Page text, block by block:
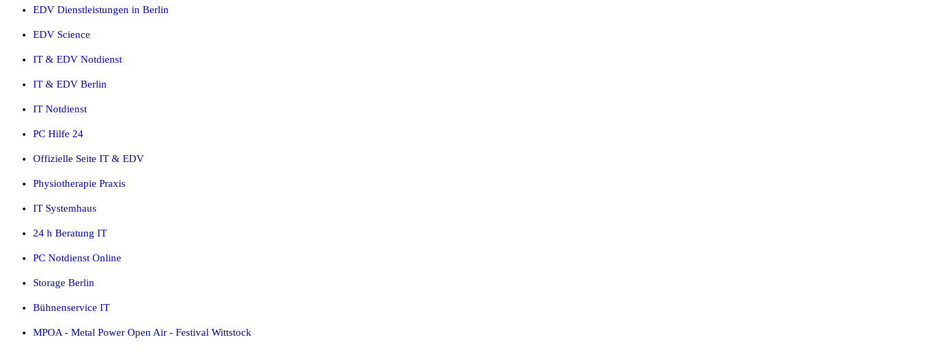
EDV Dienstleistungen in Berlin
EDV Science
IT & EDV Notdienst
IT & EDV Berlin
IT Notdienst
PC Hilfe 24
Offizielle Seite IT & EDV
Physiotherapie Praxis
IT Systemhaus
24 h Beratung IT
PC Notdienst Online
Storage Berlin
Bühnenservice IT
MPOA - Metal Power Open Air - Festival Wittstock